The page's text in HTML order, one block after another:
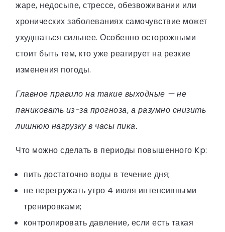
жаре, недосыпе, стрессе, обезвоживании или
хронических заболеваниях самочувствие может
ухудшаться сильнее. Особенно осторожными
стоит быть тем, кто уже реагирует на резкие
изменения погоды.
Главное правило на такие выходные — не
паниковать из-за прогноза, а разумно снизить
лишнюю нагрузку в часы пика.
Что можно сделать в периоды повышенного Kp:
пить достаточно воды в течение дня;
не перегружать утро 4 июля интенсивными
тренировками;
контролировать давление, если есть такая